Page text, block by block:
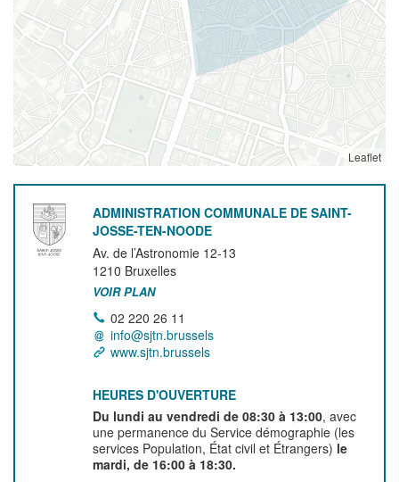
Leaflet
ADMINISTRATION COMMUNALE DE SAINT-
JOSSE-TEN-NOODE
Av. de l’Astronomie 12-13
1210 Bruxelles
VOIR PLAN
02 220 26 11
info@sjtn.brussels
www.sjtn.brussels
HEURES D'OUVERTURE
Du lundi au vendredi de 08:30 à 13:00, avec
une permanence du Service démographie (les
services Population, État civil et Étrangers) le
mardi, de 16:00 à 18:30.